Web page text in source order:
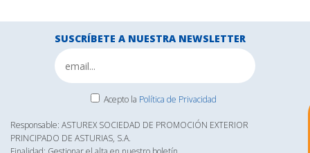
SUSCRÍBETE A NUESTRA NEWSLETTER
Acepto la Política de Privacidad
Responsable: ASTUREX SOCIEDAD DE PROMOCIÓN EXTERIOR
PRINCIPADO DE ASTURIAS, S.A.
astu
exportar importa